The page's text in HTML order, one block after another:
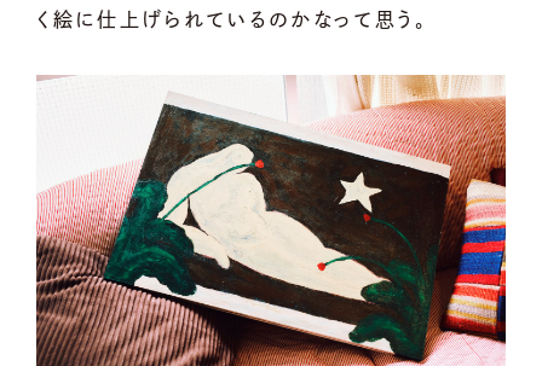
く絵に仕上げられているのかなって思う。